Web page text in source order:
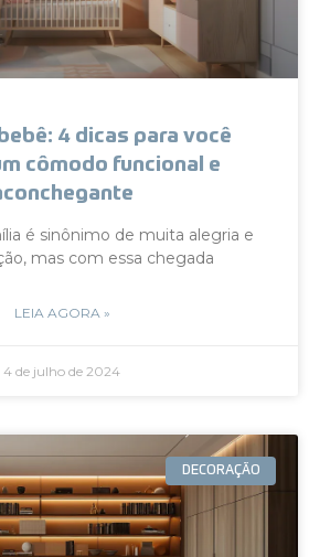
4 dicas para você
cômodo funcional e
é sinônimo de muita alegria e
mas com essa chegada
LEIA AGORA »
4 de julho de 2024
DECORAÇÃO